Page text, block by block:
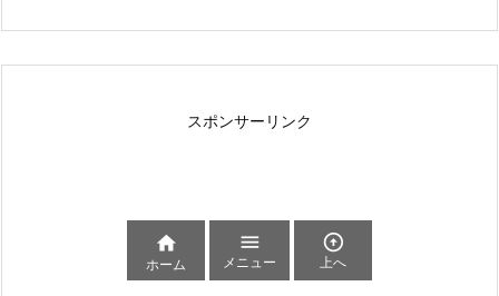
スポンサーリンク

ホーム

メニュー

上へ